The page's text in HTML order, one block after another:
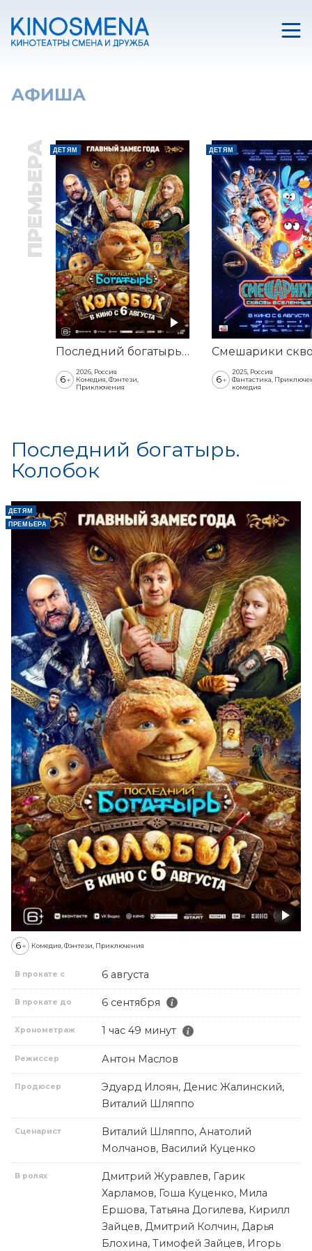
АФИША
ПРЕМЬЕРА ДЕТЯМ
Последний богатырь. Колобок
6+
2026, Россия
Комедия, Фэнтези,
Приключения
ДЕТЯМ
6+
2025, Россия
Фантастика,
комедия
Последний богатырь.
Колобок
ДЕТЯМ
ПРЕМЬЕРА
6+ Комедия, Фэнтези, Приключения
В прокате с 6 августа
В прокате до 6 сентября
Хронометраж 1 час 49 минут
Режиссер Антон Маслов
Продюсер
Эдуард Илоян, Денис Жалинский,
Виталий Шляппо
Сценарист
Виталий Шляппо, Анатолий
Молчанов, Василий Куценко
В ролях
Дмитрий Журавлев, Гарик
Харламов, Гоша Куценко, Мила
Ершова, Татьяна Догилева, Кирилл
Зайцев, Дмитрий Колчин, Дарья
Блохина, Тимофей Зайцев, Игорь